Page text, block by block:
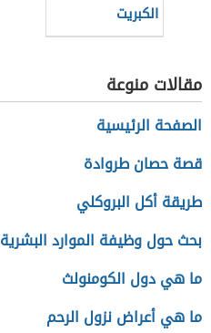
الكبريت
مقالات منوعة
الصفحة الرئيسية
قصة حصان طروادة
طريقة أكل البروكلي
بحث حول وظيفة الموارد البشرية
ما هي دول الكومنولث
ما هي أعراض نزول الرحم